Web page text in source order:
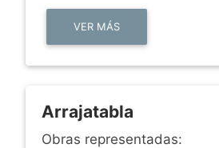
VER MÁS
Arrajatabla
Obras representadas: